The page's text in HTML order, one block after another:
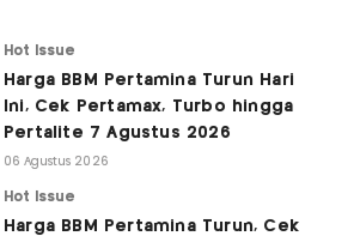
Hot Issue
Harga BBM Pertamina Turun Hari
Ini, Cek Pertamax, Turbo hingga
Pertalite 7 Agustus 2026
06 Agustus 2026
Hot Issue
Harga BBM Pertamina Turun, Cek